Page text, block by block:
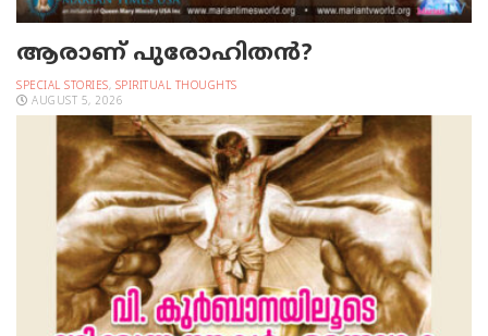
ആരാണ് പുരോഹിതൻ?
SPECIAL STORIES, SPIRITUAL THOUGHTS
AUGUST 5, 2026